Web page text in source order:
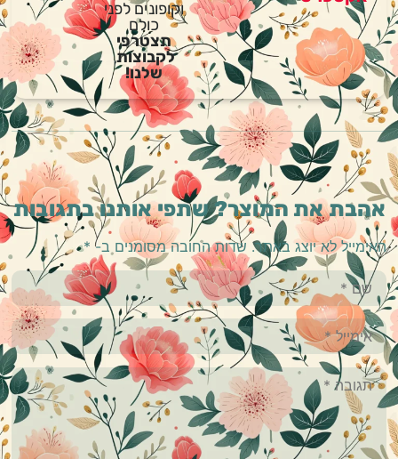
וקופונים לפני
כולם
תצטרפי
לקבוצות
שלנו!
אהבת את המוצר? שתפי אותנו בתגובות
האימייל לא יוצג באתר. שדות החובה מסומנים ב- *